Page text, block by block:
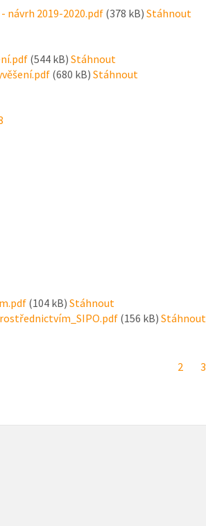
návrh 2019-2020.pdf(378 kB) Stáhnout
(544 kB) Stáhnout
(680 kB) Stáhnout
(104 kB) Stáhnout
(156 kB) Stáhnout
2
3